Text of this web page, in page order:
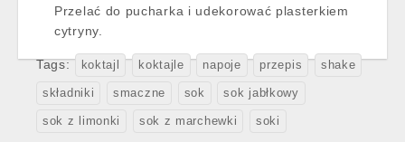
Przelać do pucharka i udekorować plasterkiem
cytryny.
Tags: koktajl koktajle napoje przepis shake
składniki smaczne sok sok jabłkowy
sok z limonki sok z marchewki soki